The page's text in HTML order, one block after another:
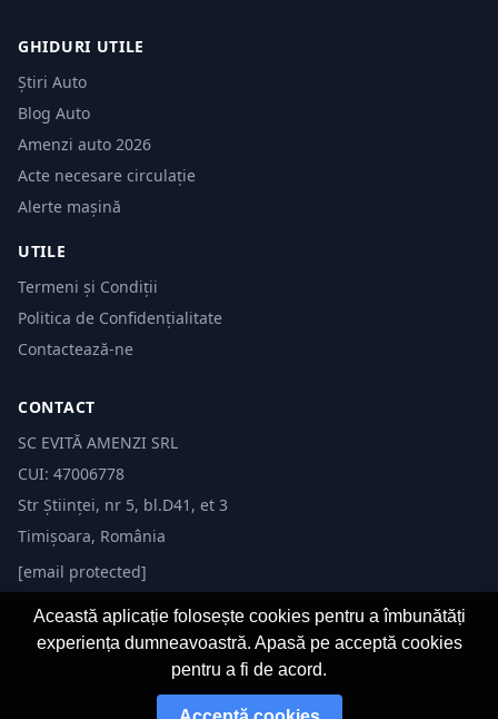
GHIDURI UTILE
Știri Auto
Blog Auto
Amenzi auto 2026
Acte necesare circulație
Alerte mașină
UTILE
Termeni și Condiții
Politica de Confidențialitate
Contactează-ne
CONTACT
SC EVITĂ AMENZI SRL
CUI: 47006778
Str Științei, nr 5, bl.D41, et 3
Timișoara, România
[email protected]
© 2026 Evită Amenzi. Toate drepturile rezervate. Dezvoltat de
Această aplicație folosește cookies pentru a îmbunătăți
experiența dumneavoastră. Apasă pe acceptă cookies
pentru a fi de acord.